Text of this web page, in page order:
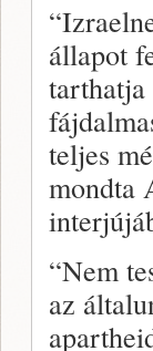
állapot
teljes
mondta
“Nem
az